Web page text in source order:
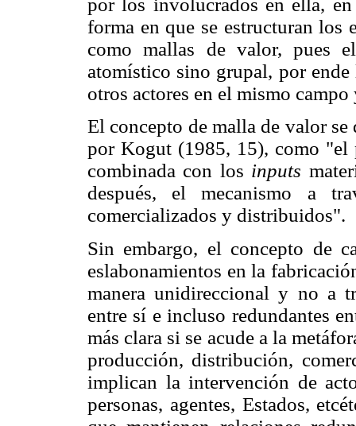
por los involucrados en ella,
forma en que se estructuran los
como mallas de valor, pues
atomístico sino grupal, por
otros actores en el mismo
El concepto de malla de valor se
por Kogut (1985, 15), como "el
combinada con los inputs
después, el mecanismo a
comercializados y distribuidos".
Sin embargo, el concepto de
eslabonamientos en la
manera unidireccional y no a
entre sí e incluso redundantes
más clara si se acude a la
producción, distribución,
implican la intervención de
personas, agentes, Estados,